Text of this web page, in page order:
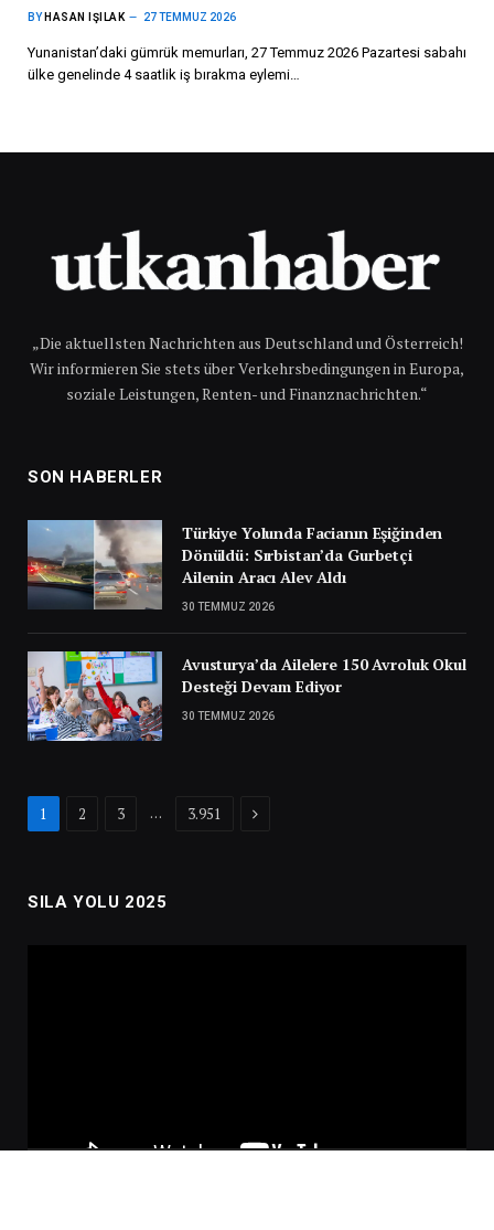
BY HASAN IŞILAK 27 TEMMUZ 2026
Yunanistan’daki gümrük memurları, 27 Temmuz 2026 Pazartesi sabahı
ülke genelinde 4 saatlik iş bırakma eylemi…
„Die aktuellsten Nachrichten aus Deutschland und Österreich!
Wir informieren Sie stets über Verkehrsbedingungen in Europa,
soziale Leistungen, Renten- und Finanznachrichten.“
SON HABERLER
Türkiye Yolunda Facianın Eşiğinden
Dönüldü: Sırbistan’da Gurbetçi
Ailenin Aracı Alev Aldı
30 TEMMUZ 2026
Avusturya’da Ailelere 150 Avroluk Okul
Desteği Devam Ediyor
30 TEMMUZ 2026
1 2 3 … 3.951 Next
SILA YOLU 2025